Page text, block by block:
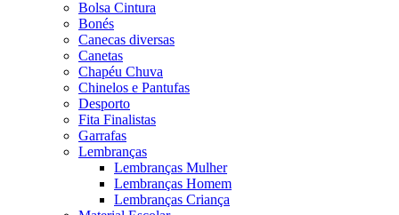
Bolsa Cintura
Bonés
Canecas diversas
Canetas
Chapéu Chuva
Chinelos e Pantufas
Desporto
Fita Finalistas
Garrafas
Lembranças
Lembranças Mulher
Lembranças Homem
Lembranças Criança